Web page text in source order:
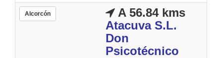
Alcorcón
A 56.84 kms
Atacuva S.L.
Don
Psicotécnico